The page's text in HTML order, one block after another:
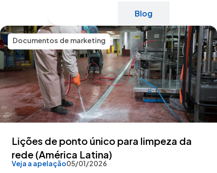
Blog
Documentos de marketing
Lições de ponto único para limpeza da
rede (América Latina)
Veja a apelação05/01/2026